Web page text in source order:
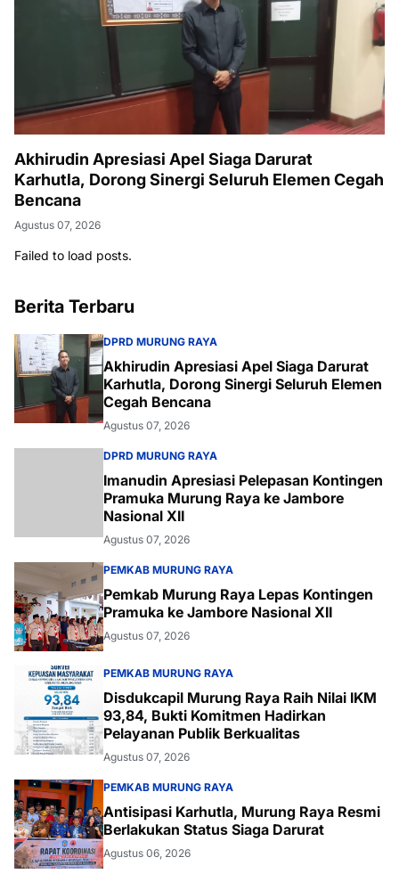
Akhirudin Apresiasi Apel Siaga Darurat
Karhutla, Dorong Sinergi Seluruh Elemen Cegah
Bencana
Agustus 07, 2026
Failed to load posts.
Berita Terbaru
DPRD MURUNG RAYA
Akhirudin Apresiasi Apel Siaga Darurat
Karhutla, Dorong Sinergi Seluruh Elemen
Cegah Bencana
Agustus 07, 2026
DPRD MURUNG RAYA
Imanudin Apresiasi Pelepasan Kontingen
Pramuka Murung Raya ke Jambore
Nasional XII
Agustus 07, 2026
PEMKAB MURUNG RAYA
Pemkab Murung Raya Lepas Kontingen
Pramuka ke Jambore Nasional XII
Agustus 07, 2026
PEMKAB MURUNG RAYA
Disdukcapil Murung Raya Raih Nilai IKM
93,84, Bukti Komitmen Hadirkan
Pelayanan Publik Berkualitas
Agustus 07, 2026
PEMKAB MURUNG RAYA
Antisipasi Karhutla, Murung Raya Resmi
Berlakukan Status Siaga Darurat
Agustus 06, 2026